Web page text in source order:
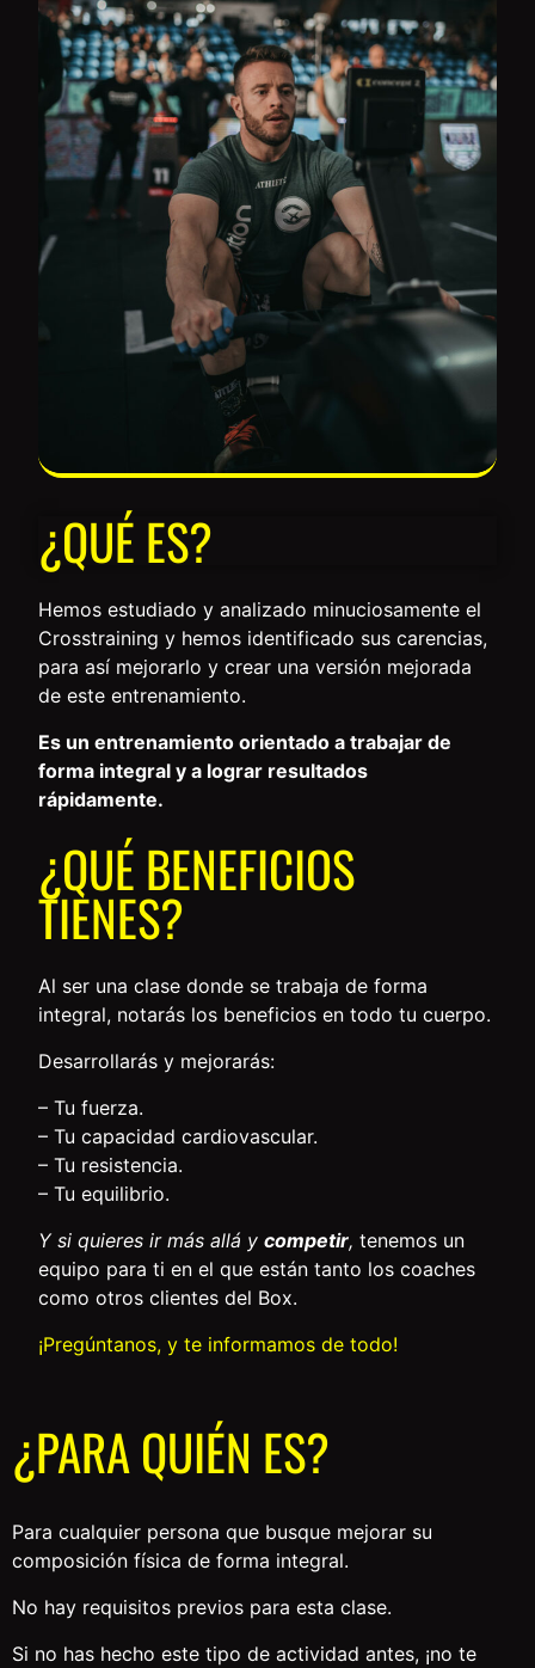
¿QUÉ ES?
Hemos estudiado y analizado minuciosamente el
Crosstraining y hemos identificado sus carencias,
para así mejorarlo y crear una versión mejorada
de este entrenamiento.
Es un entrenamiento orientado a trabajar de
forma integral y a lograr resultados
rápidamente.
¿QUÉ BENEFICIOS
TIENES?
Al ser una clase donde se trabaja de forma
integral, notarás los beneficios en todo tu cuerpo.
Desarrollarás y mejorarás:
– Tu fuerza.
– Tu capacidad cardiovascular.
– Tu resistencia.
– Tu equilibrio.
Y si quieres ir más allá y competir, tenemos un
equipo para ti en el que están tanto los coaches
como otros clientes del Box.
¡Pregúntanos, y te informamos de todo!
¿PARA QUIÉN ES?​
Para cualquier persona que busque mejorar su
composición física de forma integral.
No hay requisitos previos para esta clase.
Si no has hecho este tipo de actividad antes, ¡no te